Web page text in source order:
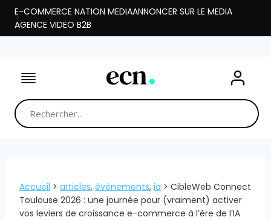
Aller
contenu
E-COMMERCE NATION MEDIAANNONCER SUR LE MEDIA
AGENCE VIDEO B2B
Accueil > articles, événements, ia > CibleWeb Connect
Toulouse 2026 : une journée pour (vraiment) activer
vos leviers de croissance e-commerce à l’ère de l’IA